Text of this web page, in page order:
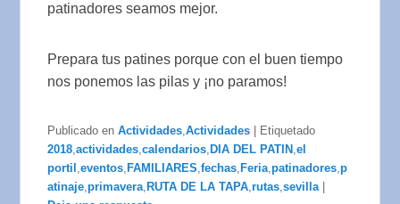
patinadores seamos mejor.
Prepara tus patines porque con el buen tiempo
nos ponemos las pilas y ¡no paramos!
Publicado en Actividades,Actividades
Etiquetado
2018,actividades,calendarios, DIA DEL PATIN ,el
portil ,eventos, FAMILIARES,fechas, Feria,patinadores,p
atinaje,primavera, RUTA DE LA TAPA,rutas,sevilla